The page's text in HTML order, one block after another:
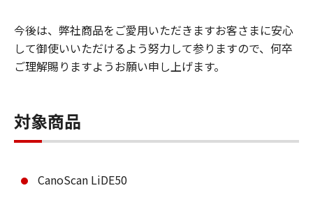
今後は、弊社商品をご愛用いただきますお客さまに安心
して御使いいただけるよう努力して参りますので、何卒
ご理解賜りますようお願い申し上げます。
対象商品
CanoScan LiDE50